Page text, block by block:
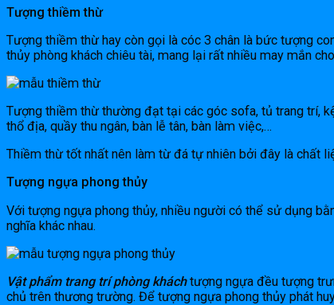
Tượng thiềm thừ
Tượng thiềm thừ hay còn gọi là cóc 3 chân là bức tượng
thủy phòng khách chiêu tài, mang lại rất nhiều may mắn
Tượng thiềm thừ thường đạt tại các góc sofa, tủ trang trí,
thổ địa, quầy thu ngân, bàn lễ tân, bàn làm việc,…
Thiềm thừ tốt nhất nên làm từ đá tự nhiên bởi đây là chất
Tượng ngựa phong thủy
Với tượng ngựa phong thủy, nhiều người có thể sử dụng
nghĩa khác nhau.
Vật phẩm trang trí phòng kháchtượng ngựa đều tượng
chủ trên thương trường. Để tượng ngựa phong thủy phát